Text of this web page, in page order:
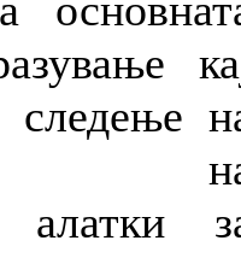
следење
алатки